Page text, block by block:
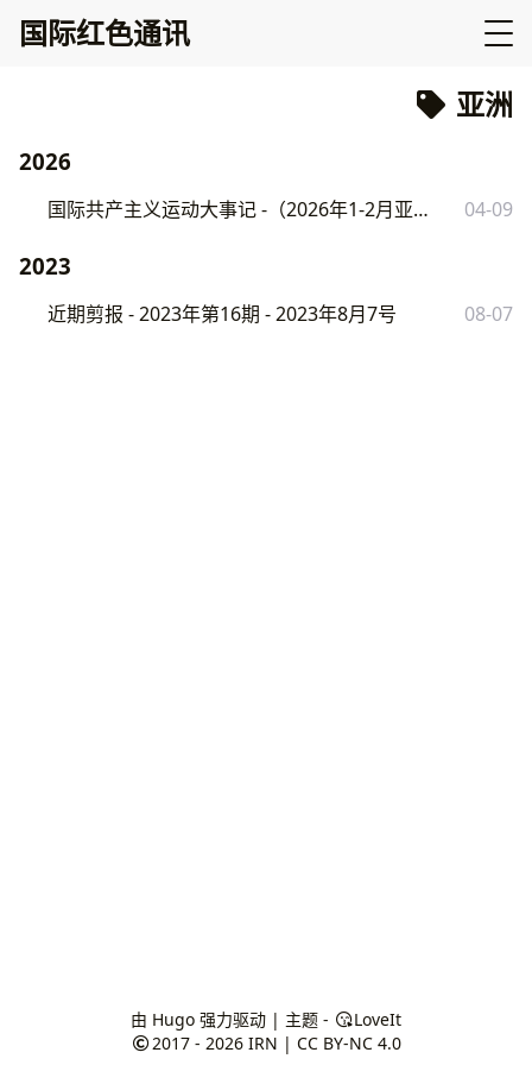
国际红色通讯
亚洲
2026
国际共产主义运动大事记 -（2026年1-2月亚非篇） 04-09
2023
近期剪报 - 2023年第16期 - 2023年8月7号 08-07
由 Hugo强力驱动 | 主题 -
LoveIt
2017 - 2026 IRN | CC BY-NC 4.0